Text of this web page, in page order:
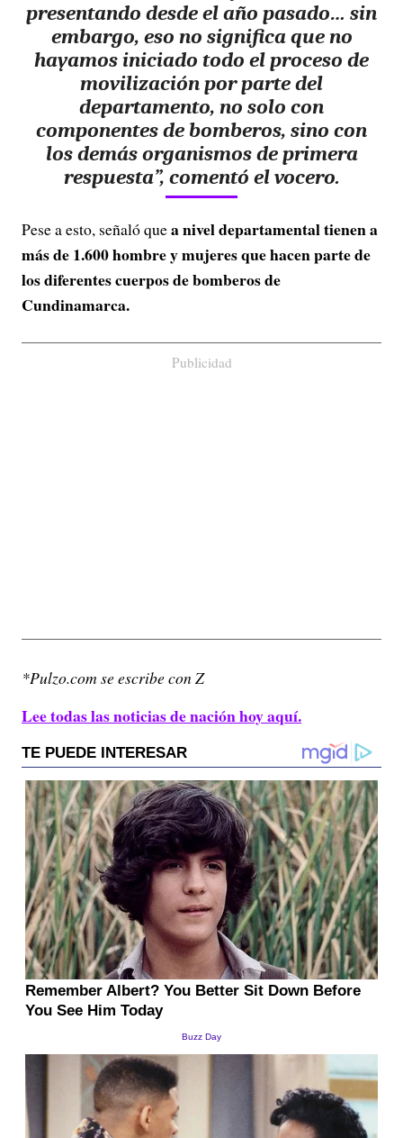
presentando desde el año pasado… sin
embargo, eso no significa que no
hayamos iniciado todo el proceso de
movilización por parte del
departamento, no solo con
componentes de bomberos, sino con
los demás organismos de primera
respuesta”, comentó el vocero.
Pese a esto, señaló quea nivel departamental tienen a
más de 1.600 hombre y mujeres que hacen parte de
los diferentes cuerpos de bomberos de
Cundinamarca.
Publicidad
*Pulzo.com se escribe con Z
Lee todas las noticias de nación hoy aquí.